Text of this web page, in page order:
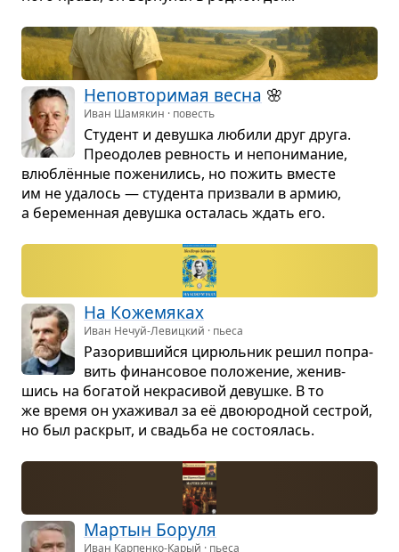
Непо­вто­ри­мая весна 🌸
Иван Шамякин · повесть
Сту­дент и девушка любили друг друга.
Пре­одо­лев рев­ность и непо­ни­ма­ние,
влю­блён­ные поже­ни­лись, но пожить вме­сте
им не уда­лось — сту­дента при­звали в армию,
а бере­мен­ная девушка оста­лась ждать его.
На Коже­мя­ках
Иван Нечуй-Левицкий · пьеса
Разо­рив­шийся цирюль­ник решил попра­
вить финан­со­вое поло­же­ние, женив­
шись на бога­той некра­си­вой девушке. В то
же время он уха­жи­вал за её дво­ю­род­ной сестрой,
но был рас­крыт, и сва­дьба не состо­я­лась.
Мар­тын Боруля
Иван Карпенко-Карый · пьеса